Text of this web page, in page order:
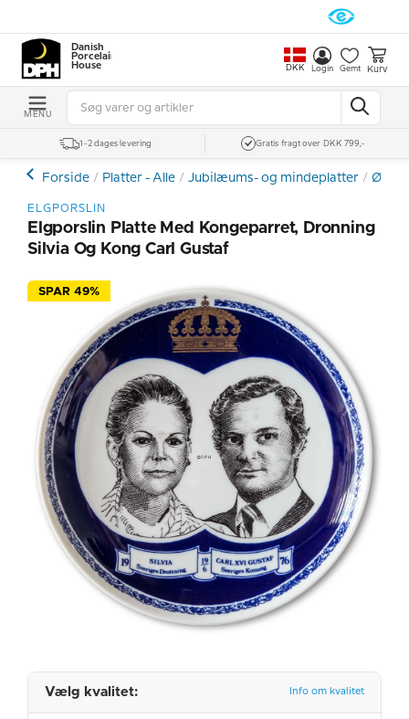
Danish
Porcelain
House
DKK Login Gemt Kurv
MENU
1-2 dages levering Gratis fragt over DKK 799,-
Forside Platter - Alle Jubilæums- og mindeplatter
ELGPORSLIN
Elgporslin Platte Med Kongeparret, Dronning
Silvia Og Kong Carl Gustaf
SPAR 49%
Vælg kvalitet: Info om kvalitet